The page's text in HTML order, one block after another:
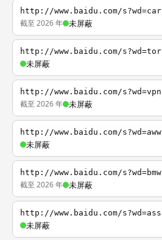
http://www.baidu.com/s?wd=car
截至 2026 年 未屏蔽
http://www.baidu.com/s?wd=tor
未屏蔽
http://www.baidu.com/s?wd=vpn
截至 2026 年 未屏蔽
http://www.baidu.com/s?wd=aww
未屏蔽
http://www.baidu.com/s?wd=bmw
截至 2026 年 未屏蔽
http://www.baidu.com/s?wd=ass
未屏蔽